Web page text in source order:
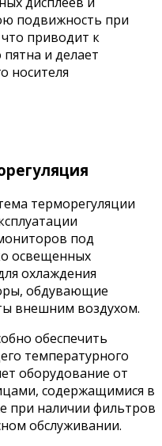
подвижность при
приводит к
и делает
носителя
терморегуляции
под
освещенных
охлаждения
обдувающие
внешним воздухом.
обеспечить
температурного
оборудование от
содержащимися в
при наличии фильтров
обслуживании.